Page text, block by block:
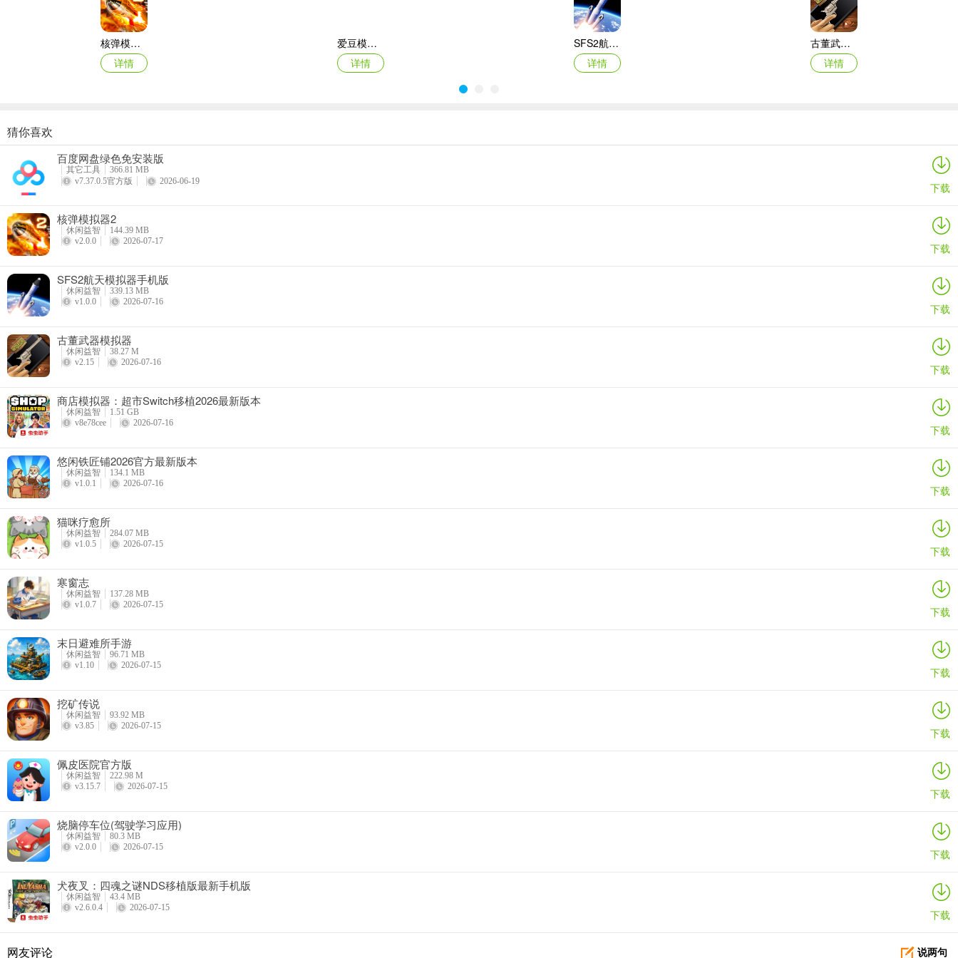
核弹模拟器2
详情
爱豆模拟器最新版
详情
SFS2航天模拟器手机版
详情
古董武器模拟器
详情
商店模拟器：超市Switch移植2026最新版本
详情
悠闲铁匠铺2026官方最新版本
猫咪疗愈所
寒窗志
猜你喜欢
百度网盘绿色免安装版
其它工具
366.81 MB
v7.37.0.5官方版
2026-06-19 下载
核弹模拟器2
休闲益智
144.39 MB
v2.0.0
2026-07-17 下载
SFS2航天模拟器手机版
休闲益智
339.13 MB
v1.0.0
2026-07-16 下载
古董武器模拟器
休闲益智
38.27 M
v2.15
2026-07-16 下载
商店模拟器：超市Switch移植2026最新版本
休闲益智
1.51 GB
v8e78cee
2026-07-16 下载
悠闲铁匠铺2026官方最新版本
休闲益智
134.1 MB
v1.0.1
2026-07-16 下载
猫咪疗愈所
休闲益智
284.07 MB
v1.0.5
2026-07-15 下载
寒窗志
休闲益智
137.28 MB
v1.0.7
2026-07-15 下载
末日避难所手游
休闲益智
96.71 MB
v1.10
2026-07-15 下载
挖矿传说
休闲益智
93.92 MB
v3.85
2026-07-15 下载
佩皮医院官方版
休闲益智
222.98 M
v3.15.7
2026-07-15 下载
烧脑停车位(驾驶学习应用)
休闲益智
80.3 MB
v2.0.0
2026-07-15 下载
犬夜叉：四魂之谜NDS移植版最新手机版
休闲益智
43.4 MB
v2.6.0.4
2026-07-15 下载
说两句
网友评论